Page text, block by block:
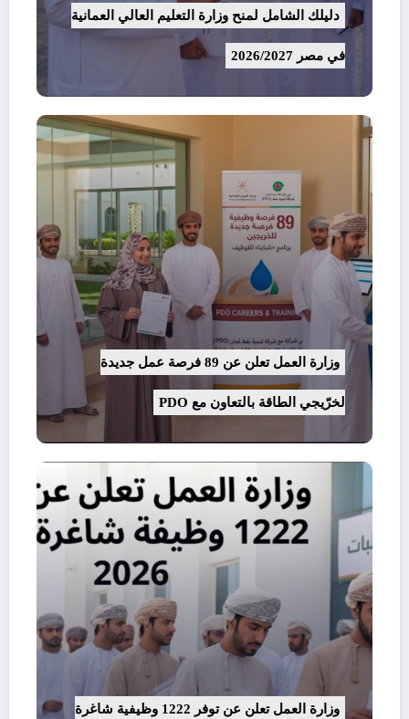
دليلك الشامل لمنح وزارة التعليم العالي العمانية
في مصر 2026/2027
وزارة العمل تعلن عن 89 فرصة عمل جديدة
لخرّيجي الطاقة بالتعاون مع PDO
وزارة العمل تعلن عن توفر 1222 وظيفية شاغرة